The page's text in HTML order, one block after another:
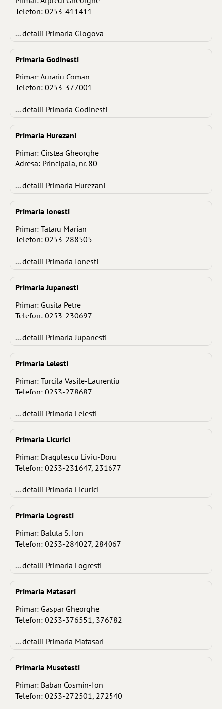
Telefon: 0253-411411
... detalii Primaria Glogova
Primaria Godinesti
Primar: Aurariu Coman
Telefon: 0253-377001
... detalii Primaria Godinesti
Primaria Hurezani
Primar: Cirstea Gheorghe
Adresa: Principala, nr. 80
... detalii Primaria Hurezani
Primaria Ionesti
Primar: Tataru Marian
Telefon: 0253-288505
... detalii Primaria Ionesti
Primaria Jupanesti
Primar: Gusita Petre
Telefon: 0253-230697
... detalii Primaria Jupanesti
Primaria Lelesti
Primar: Turcila Vasile-Laurentiu
Telefon: 0253-278687
... detalii Primaria Lelesti
Primaria Licurici
Primar: Dragulescu Liviu-Doru
Telefon: 0253-231647, 231677
... detalii Primaria Licurici
Primaria Logresti
Primar: Baluta S. Ion
Telefon: 0253-284027, 284067
... detalii Primaria Logresti
Primaria Matasari
Primar: Gaspar Gheorghe
Telefon: 0253-376551, 376782
... detalii Primaria Matasari
Primaria Musetesti
Primar: Baban Cosmin-Ion
Telefon: 0253-272501, 272540